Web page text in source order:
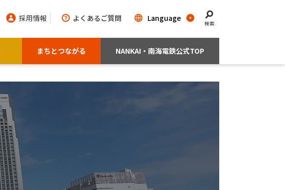
採用情報 よくあるご質問
検索
まちとつながる NANKAI・南海電鉄公式TOP